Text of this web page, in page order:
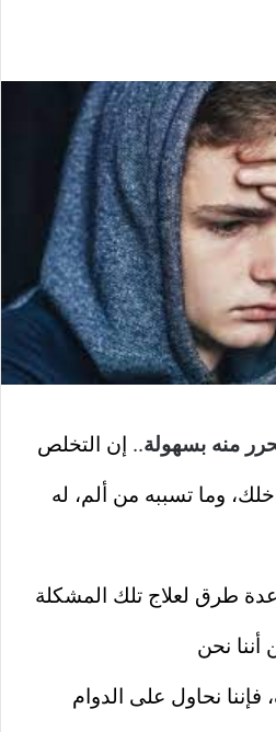
منه بسهولة.. إن التخلص
وما تسببه من ألم، له
طرق لعلاج تلك المشكلة
نحن
نحاول على الدوام